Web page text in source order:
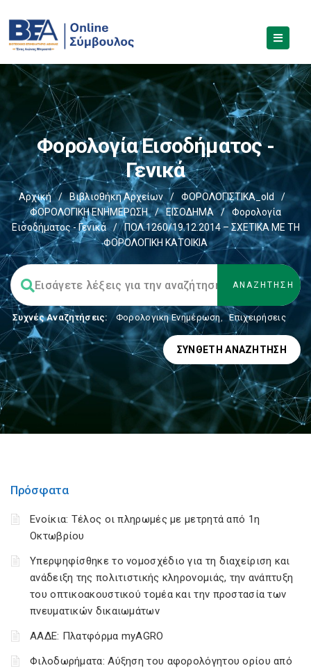
Φορολογία Εισοδήματος -
Γενικά
Αρχική / Βιβλιοθήκη Αρχείων / ΦΟΡΟΛΟΓΙΣΤΙΚΑ_old
/
ΦΟΡΟΛΟΓΙΚΗ ΕΝΗΜΕΡΩΣΗ
/ ΕΙΣΟΔΗΜΑ /
Φορολογία
Εισοδήματος - Γενικά
/
ΠΟΛ.1260/19.12.2014 – ΣΧΕΤΙΚΑ ΜΕ ΤΗ
ΦΟΡΟΛΟΓΙΚΗ ΚΑΤΟΙΚΙΑ
Συχνές Αναζητήσεις: Φορολογικη Ενημέρωση, Επιχειρήσεις
ΣΎΝΘΕΤΗ ΑΝΑΖΉΤΗΣΗ
Πρόσφατα
Ενοίκια: Τέλος οι πληρωμές με μετρητά από 1η
Οκτωβρίου
Υπερψηφίσθηκε το νομοσχέδιο για τη διαχείριση και
ανάδειξη της πολιτιστικής κληρονομιάς, την ανάπτυξη
του οπτικοακουστικού τομέα και την προστασία των
πνευματικών δικαιωμάτων
ΑΑΔΕ: Πλατφόρμα myAGRO
Φιλοδωρήματα: Αύξηση του αφορολόγητου ορίου από